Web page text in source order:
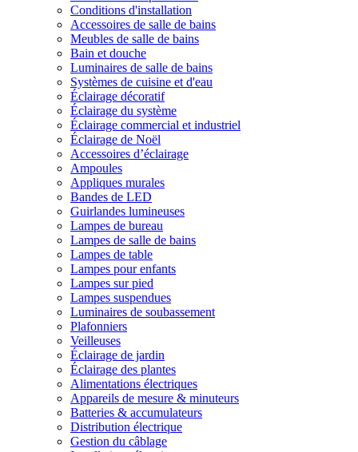
Conditions d'installation
Accessoires de salle de bains
Meubles de salle de bains
Bain et douche
Luminaires de salle de bains
Systèmes de cuisine et d'eau
Éclairage décoratif
Éclairage du système
Éclairage commercial et industriel
Éclairage de Noël
Accessoires d’éclairage
Ampoules
Appliques murales
Bandes de LED
Guirlandes lumineuses
Lampes de bureau
Lampes de salle de bains
Lampes de table
Lampes pour enfants
Lampes sur pied
Lampes suspendues
Luminaires de soubassement
Plafonniers
Veilleuses
Éclairage de jardin
Éclairage des plantes
Alimentations électriques
Appareils de mesure & minuteurs
Batteries & accumulateurs
Distribution électrique
Gestion du câblage